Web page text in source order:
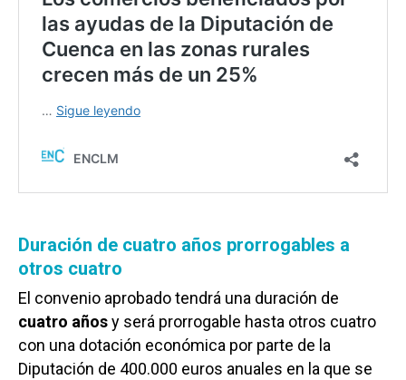
Duración de cuatro años prorrogables a
otros cuatro
El convenio aprobado tendrá una duración de
cuatro añosy será prorrogable hasta otros cuatro
con una dotación económica por parte de la
Diputación de 400.000 euros anuales en la que se